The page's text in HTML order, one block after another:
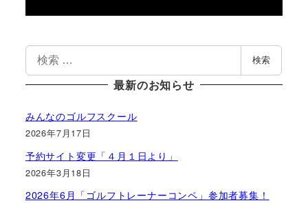
検
索
検索
最新のお知らせ
みんなのゴルフスクール
2026年7月17日
予約サイト変更「４月１日より」
2026年3月18日
2026年6月「ゴルフトレーナーコンペ」参加者募集！